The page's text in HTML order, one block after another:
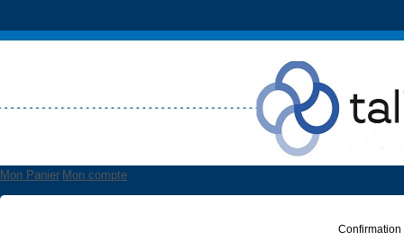
Mon Panier Mon compte
Confirmation